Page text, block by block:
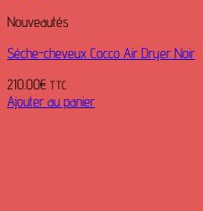
Nouveautés
Séche-cheveux Cocco Air Dryer Noir
210.00€ TTC
Ajouter au panier